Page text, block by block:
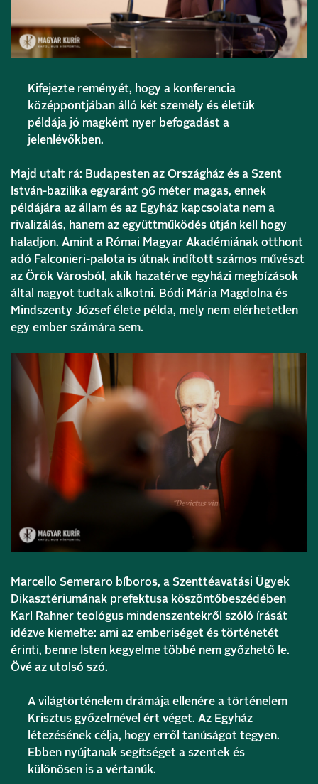
Kifejezte reményét, hogy a konferencia
középpontjában álló két személy és életük
példája jó magként nyer befogadást a
jelenlévőkben.
Majd utalt rá: Budapesten az Országház és a Szent
István-bazilika egyaránt 96 méter magas, ennek
példájára az állam és az Egyház kapcsolata nem a
rivalizálás, hanem az együttműködés útján kell hogy
haladjon. Amint a Római Magyar Akadémiának otthont
adó Falconieri-palota is útnak indított számos művészt
az Örök Városból, akik hazatérve egyházi megbízások
által nagyot tudtak alkotni. Bódi Mária Magdolna és
Mindszenty József élete példa, mely nem elérhetetlen
egy ember számára sem.
Marcello Semeraro bíboros, a Szenttéavatási Ügyek
Dikasztériumának prefektusa köszöntőbeszédében
Karl Rahner teológus mindenszentekről szóló írását
idézve kiemelte: ami az emberiséget és történetét
érinti, benne Isten kegyelme többé nem győzhető le.
Övé az utolsó szó.
A világtörténelem drámája ellenére a történelem
Krisztus győzelmével ért véget. Az Egyház
létezésének célja, hogy erről tanúságot tegyen.
Ebben nyújtanak segítséget a szentek és
különösen is a vértanúk.